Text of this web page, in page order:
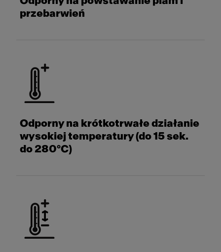
przebarwień
Odporny na krótkotrwałe działanie
wysokiej temperatury (do 15 sek.
do 280°C)